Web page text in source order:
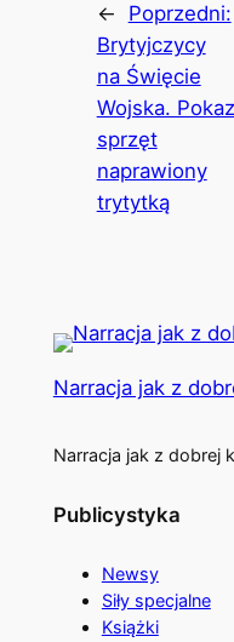
←
Poprzedni:
Brytyjczycy
na Święcie
Wojska.
sprzęt
naprawiony
trytytką
Narracja jak z
Narracja jak z dobrej
Publicystyka
Newsy
Siły specjalne
Książki